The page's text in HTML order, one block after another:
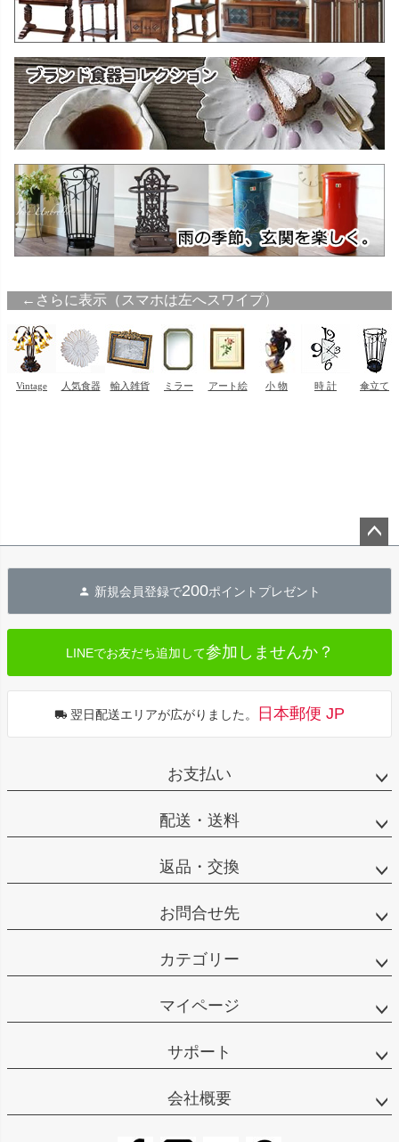
へ
新規会員登録で200ポイントプレゼント
LINEでお友だち追加して参加しませんか？
翌日配送エリアが広がりました。 日本郵便 JP
お支払い
配送・送料
返品・交換
お問合せ先
カテゴリー
マイページ
サポート
会社概要